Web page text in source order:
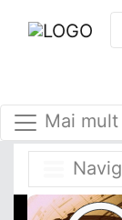
Mai mult